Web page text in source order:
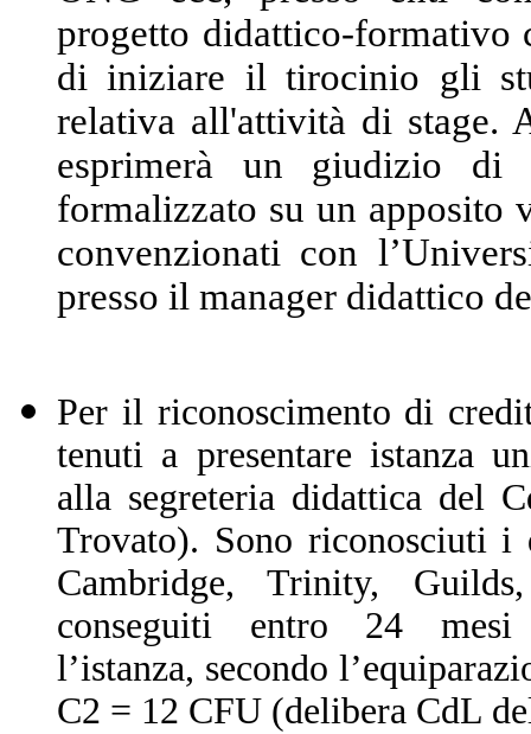
progetto didattico-formativo
di iniziare il tirocinio gli
relativa all'attività di
esprimerà un giudizio
formalizzato su un apposito
convenzionati con
presso il manager didattico
Per il riconoscimento di
tenuti a presentare istanza
alla segreteria didattica del
Trovato). Sono riconosciuti i
Cambridge, Trinity,
conseguiti entro 24
l’istanza, secondo
C2 = 12 CFU (delibera CdL